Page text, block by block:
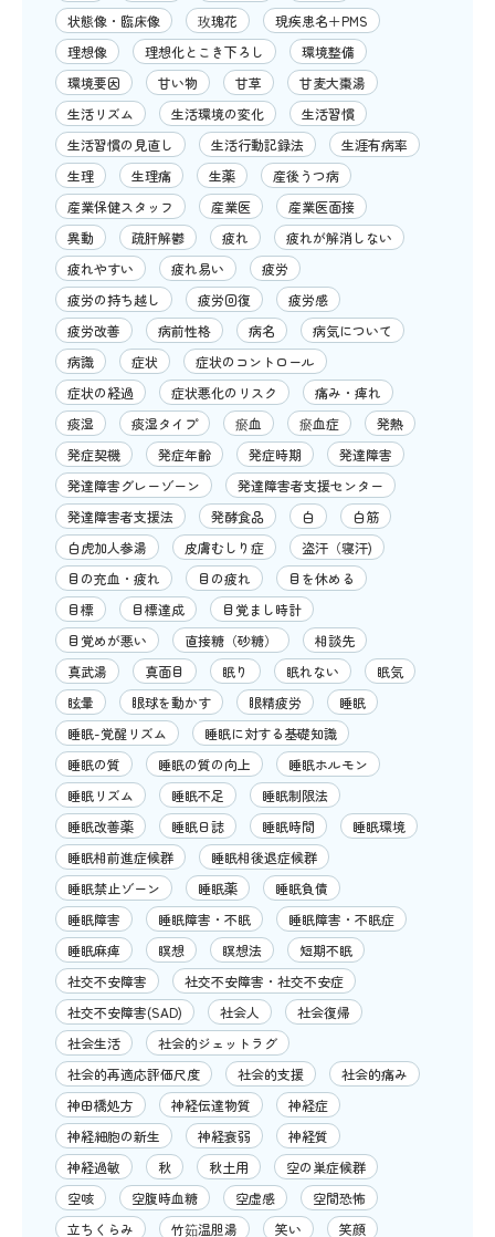
状態像・臨床像
玫瑰花
現疾患名＋PMS
理想像
理想化とこき下ろし
環境整備
環境要因
甘い物 甘草
甘麦大棗湯
生活リズム
生活環境の変化
生活習慣
生活習慣の見直し
生活行動記録法
生涯有病率
生理
生理痛 生薬
産後うつ病
産業保健スタッフ
産業医
産業医面接
異動
疏肝解鬱 疲れ
疲れが解消しない
疲れやすい
疲れ易い
疲労
疲労の持ち越し
疲労回復
疲労感
疲労改善
病前性格 病名
病気について
病識
症状
症状のコントロール
症状の経過
症状悪化のリスク
痛み・痺れ
痰湿
痰湿タイプ 瘀血 瘀血症
発熱
発症契機
発症年齢 発症時期
発達障害
発達障害グレーゾーン
発達障害者支援センター
発達障害者支援法
発酵食品 白
白筋
白虎加人参湯
皮膚むしり症
盗汗（寝汗)
目の充血・疲れ
目の疲れ
目を休める
目標
目標達成
目覚まし時計
目覚めが悪い
直接糖（砂糖）
相談先
真武湯
真面目 眠り 眠れない
眠気
眩暈
眼球を動かす 眼精疲労
睡眠
睡眠-覚醒リズム
睡眠に対する基礎知識
睡眠の質
睡眠の質の向上
睡眠ホルモン
睡眠リズム
睡眠不足
睡眠制限法
睡眠改善薬
睡眠日誌 睡眠時間
睡眠環境
睡眠相前進症候群
睡眠相後退症候群
睡眠禁止ゾーン
睡眠薬
睡眠負債
睡眠障害
睡眠障害・不眠
睡眠障害・不眠症
睡眠麻痺
瞑想 瞑想法
短期不眠
社交不安障害
社交不安障害・社交不安症
社交不安障害(SAD)
社会人
社会復帰
社会生活
社会的ジェットラグ
社会的再適応評価尺度
社会的支援
社会的痛み
神田橋処方
神経伝達物質
神経症
神経細胞の新生
神経衰弱
神経質
神経過敏
秋 秋土用
空の巣症候群
空咳
空腹時血糖 空虚感
空間恐怖
立ちくらみ
竹筎温胆湯 笑い
笑顔